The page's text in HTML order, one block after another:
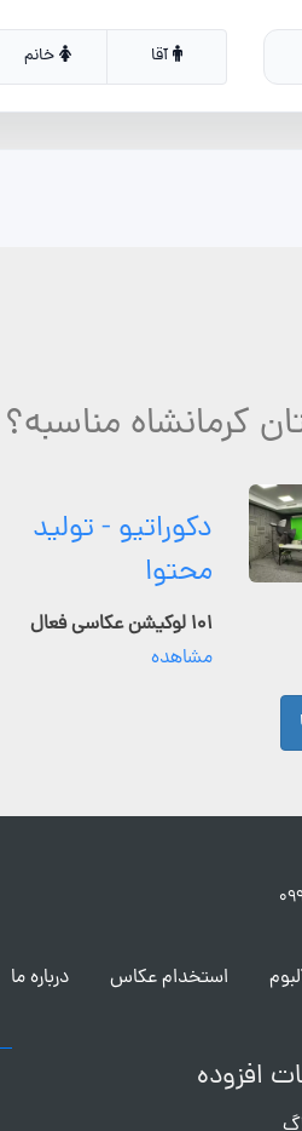
آقا خانم
کرمانشاه مناسبه؟
دکوراتیو - تولید
محتوا
۱۰۱ لوکیشن عکاسی فعال
مشاهده
استخدام عکاس درباره ما
افزوده